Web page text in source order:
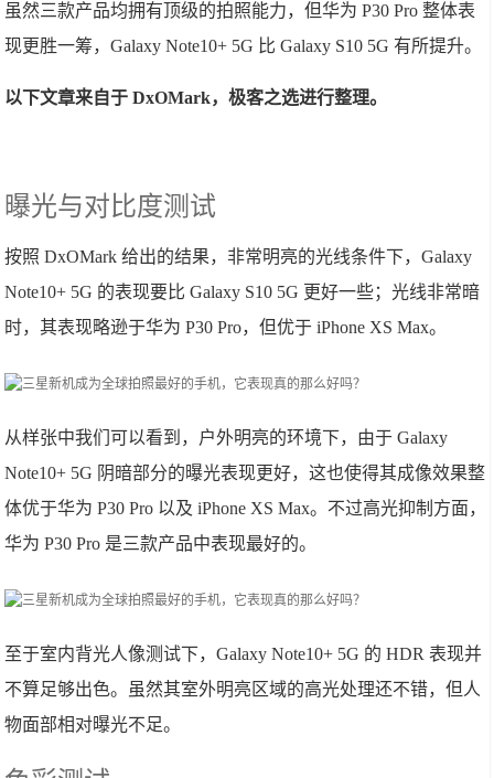
虽然三款产品均拥有顶级的拍照能力，但华为 P30 Pro 整体表
现更胜一筹，Galaxy Note10+ 5G 比 Galaxy S10 5G 有所提升。
以下文章来自于 DxOMark，极客之选进行整理。
曝光与对比度测试
按照 DxOMark 给出的结果，非常明亮的光线条件下，Galaxy
Note10+ 5G 的表现要比 Galaxy S10 5G 更好一些；光线非常暗
时，其表现略逊于华为 P30 Pro，但优于 iPhone XS Max。
从样张中我们可以看到，户外明亮的环境下，由于 Galaxy
Note10+ 5G 阴暗部分的曝光表现更好，这也使得其成像效果整
体优于华为 P30 Pro 以及 iPhone XS Max。不过高光抑制方面，
华为 P30 Pro 是三款产品中表现最好的。
至于室内背光人像测试下，Galaxy Note10+ 5G 的 HDR 表现并
不算足够出色。虽然其室外明亮区域的高光处理还不错，但人
物面部相对曝光不足。